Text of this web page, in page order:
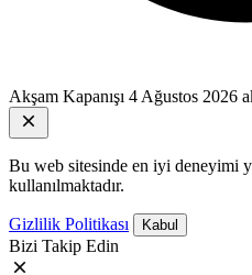
Akşam Kapanışı 4 Ağustos 2026
Bu web sitesinde en iyi deneyimi
kullanılmaktadır.
Gizlilik Politikası Kabul
Bizi Takip Edin